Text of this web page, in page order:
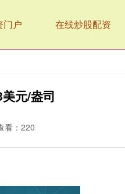
门户 在线炒股配资
元/盎司
看：220